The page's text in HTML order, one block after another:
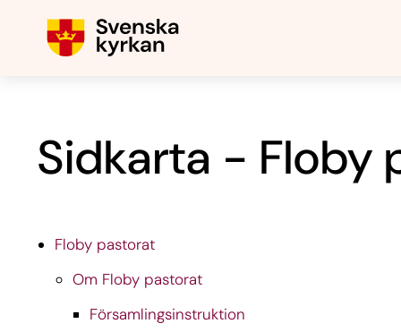
Sidkarta - Floby
Floby pastorat
Om Floby pastorat
Församlingsinstruktion